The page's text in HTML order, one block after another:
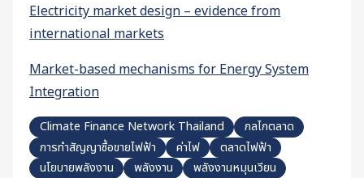
Electricity market design – evidence from
international markets
Market-based mechanisms for Energy System
Integration
Climate Finance Network Thailand
กลไกตลาด
การทำสัญญาซื้อขายไฟฟ้า
ค่าไฟ
ตลาดไฟฟ้า
นโยบายพลังงาน
พลังงาน
พลังงานหมุนเวียน